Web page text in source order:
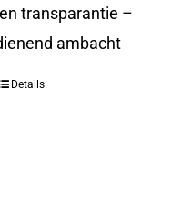
transparantie –
ambacht
Details